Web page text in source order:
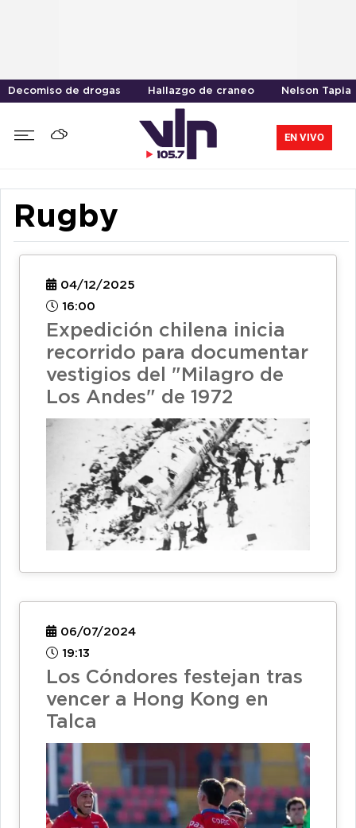
Decomiso de drogas Hallazgo de craneo Nelson Tapia
EN VIVO
Rugby
04/12/2025
16:00
Expedición chilena inicia
recorrido para documentar
vestigios del "Milagro de
Los Andes" de 1972
06/07/2024
19:13
Los Cóndores festejan tras
vencer a Hong Kong en
Talca